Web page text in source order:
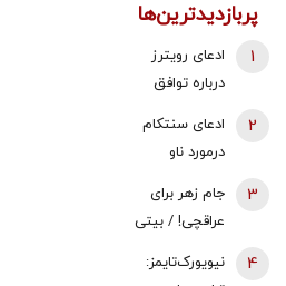
پربازدیدترین‌ها
ادعای رویترز
درباره توافق
توافق، محاصره
بنادر ایران لغو
می‌شود؟
1
ادعای سنتکام
درمورد ناو
آبراهام لینکلن
در منطقه
2
جام زهر برای
عراقچی! / بیتی
نشست خبری
3
نیویورک‌تایمز:
4